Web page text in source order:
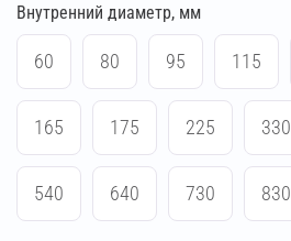
Внутренний диаметр, мм
60 80 95 115
165 175 225 330
540 640 730 830